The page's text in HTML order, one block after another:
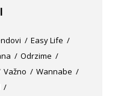
Easy Life
Odrzime
Važno
Wannabe